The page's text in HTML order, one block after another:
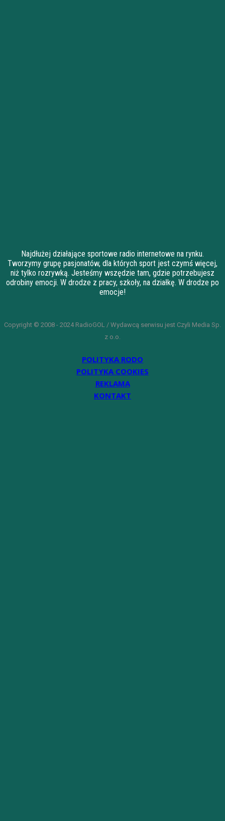
Najdłużej działające sportowe radio internetowe na rynku.
Tworzymy grupę pasjonatów, dla których sport jest czymś więcej,
niż tylko rozrywką. Jesteśmy wszędzie tam, gdzie potrzebujesz
odrobiny emocji. W drodze z pracy, szkoły, na działkę. W drodze po
emocje!
Copyright © 2008 - 2024 RadioGOL / Wydawcą serwisu jest Czyli Media Sp.
z o.o.
POLITYKA RODO
POLITYKA COOKIES
REKLAMA
KONTAKT